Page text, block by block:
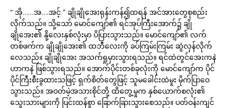
“ အို……အ….အင့် ” ချိုချိုအေးရုန်းကန်၍ထရန် အင်အားတွေစုစည်း
လိုက်သည်။ သို့သော် မောင်ကျော်၏ ရင်အုပ်ကြီးအောက်၌ ချို
ချိုအေး၏ နို့လေးနှစ်လုံးမှာ ပိပြားသွားသည်။ မောင်ကျော်၏ လက်
တစ်ဖက်က ချိုချိုအေး၏ ထဘီလေးကို ခပ်ကြမ်းကြမ်း ဆွဲလှန်လိုက်
လေသည်။ ချိုချိုအေး အသက်ရှုမှားသွားရသည်။ ရင်ထဲတွင်အေးကနဲ
ဟာကနဲ ဖြစ်သွားရသည်။ အောက်ပိုင်းတစ်ခုလုံးကို မောင်ကျော်က ပိုင်
ပိုင်ကြီးစီးခွထားသဖြင့် ရှက်စိတ်တွေဖြင့် သူမခေါင်းထဲမူး မိုက်ပြာဝေ
သွားသည်။ အဝတ်မဲ့အသားစိုင်တို့ ထိတွေ့မှုက နှစ်ယောက်စလုံး၏
သွေးသားများကို ပြင်းထန်စွာ ခြောက်ခြားသွားစေသည်။ ပတ်ဝန်းကျင်